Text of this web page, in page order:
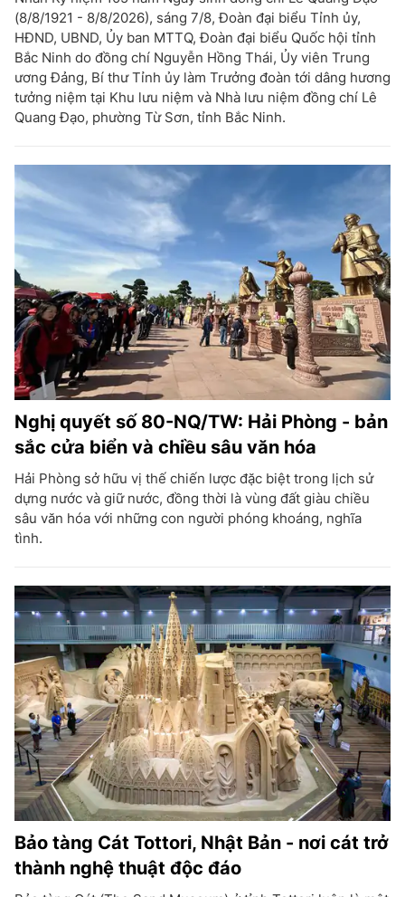
(8/8/1921 - 8/8/2026), sáng 7/8, Đoàn đại biểu Tỉnh ủy,
HĐND, UBND, Ủy ban MTTQ, Đoàn đại biểu Quốc hội tỉnh
Bắc Ninh do đồng chí Nguyễn Hồng Thái, Ủy viên Trung
ương Đảng, Bí thư Tỉnh ủy làm Trưởng đoàn tới dâng hương
tưởng niệm tại Khu lưu niệm và Nhà lưu niệm đồng chí Lê
Quang Đạo, phường Từ Sơn, tỉnh Bắc Ninh.
Nghị quyết số 80-NQ/TW: Hải Phòng - bản
sắc cửa biển và chiều sâu văn hóa
Hải Phòng sở hữu vị thế chiến lược đặc biệt trong lịch sử
dựng nước và giữ nước, đồng thời là vùng đất giàu chiều
sâu văn hóa với những con người phóng khoáng, nghĩa
tình.
Bảo tàng Cát Tottori, Nhật Bản - nơi cát trở
thành nghệ thuật độc đáo